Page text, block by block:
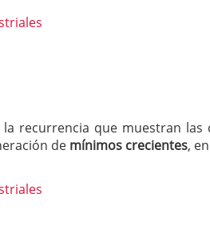
recurrencia que muestran las
de mínimos crecientes,